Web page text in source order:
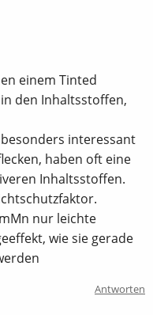
einem Tinted
den Inhaltsstoffen,
interessant
haben oft eine
Inhaltsstoffen.
nur leichte
wie sie gerade
Antworten